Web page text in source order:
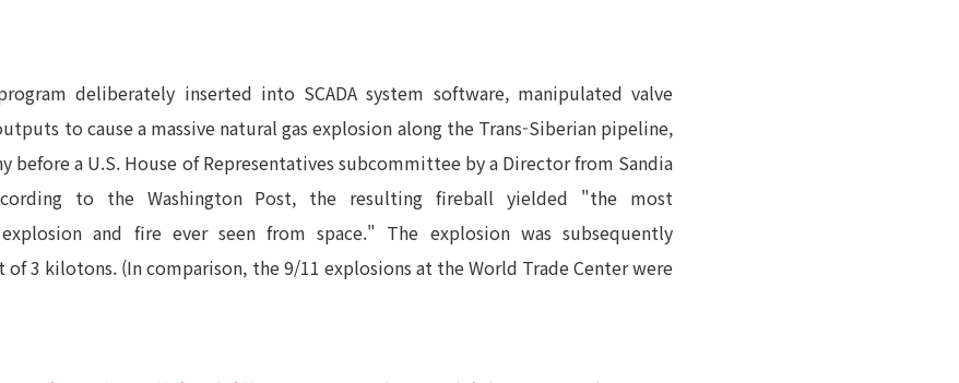
deliberately inserted into SCADA system software, manipulated valve
to cause a massive natural gas explosion along the Trans-Siberian pipeline,
before a U.S. House of Representatives subcommittee by a Director from Sandia
to the Washington Post, the resulting fireball yielded "the most
and fire ever seen from space." The explosion was subsequently
3 kilotons. (In comparison, the 9/11 explosions at the World Trade Center were